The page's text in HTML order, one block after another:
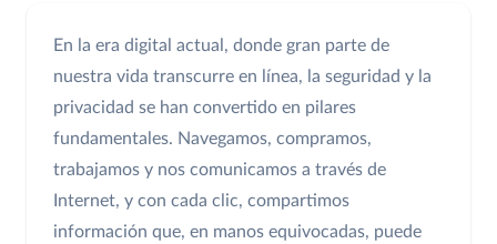
En la era digital actual, donde gran parte de
nuestra vida transcurre en línea, la seguridad y la
privacidad se han convertido en pilares
fundamentales. Navegamos, compramos,
trabajamos y nos comunicamos a través de
Internet, y con cada clic, compartimos
información que, en manos equivocadas, puede